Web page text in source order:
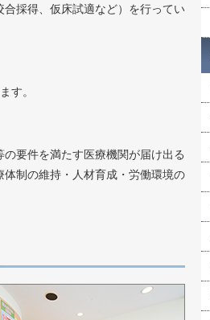
採得、仮床試適など）を行ってい
す。
要件を満たす医療機関が届け出る
制の維持・人材育成・労働環境の